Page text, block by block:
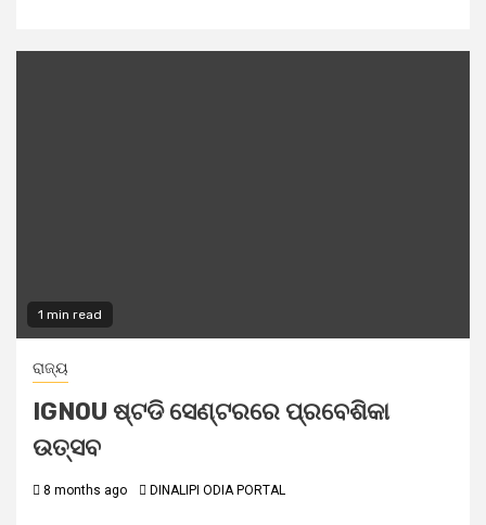
1 min read
ରାଜ୍ୟ
IGNOU ଷ୍ଟଡି ସେଣ୍ଟରରେ ପ୍ରବେଶିକା
ଉତ୍ସବ
8 months ago DINALIPI ODIA PORTAL